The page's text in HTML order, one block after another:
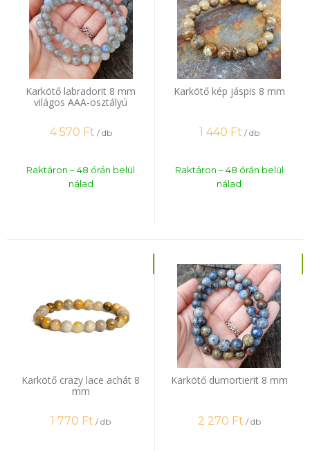
Karkötő labradorit 8 mm
világos AAA-osztályú
4 570 Ft / db
Raktáron – 48 órán belül
nálad
Karkötő kép jáspis 8 mm
1 440 Ft / db
Raktáron – 48 órán belül
nálad
Karkötő crazy lace achát 8
mm
1 770 Ft / db
Karkötő dumortierit 8 mm
2 270 Ft / db